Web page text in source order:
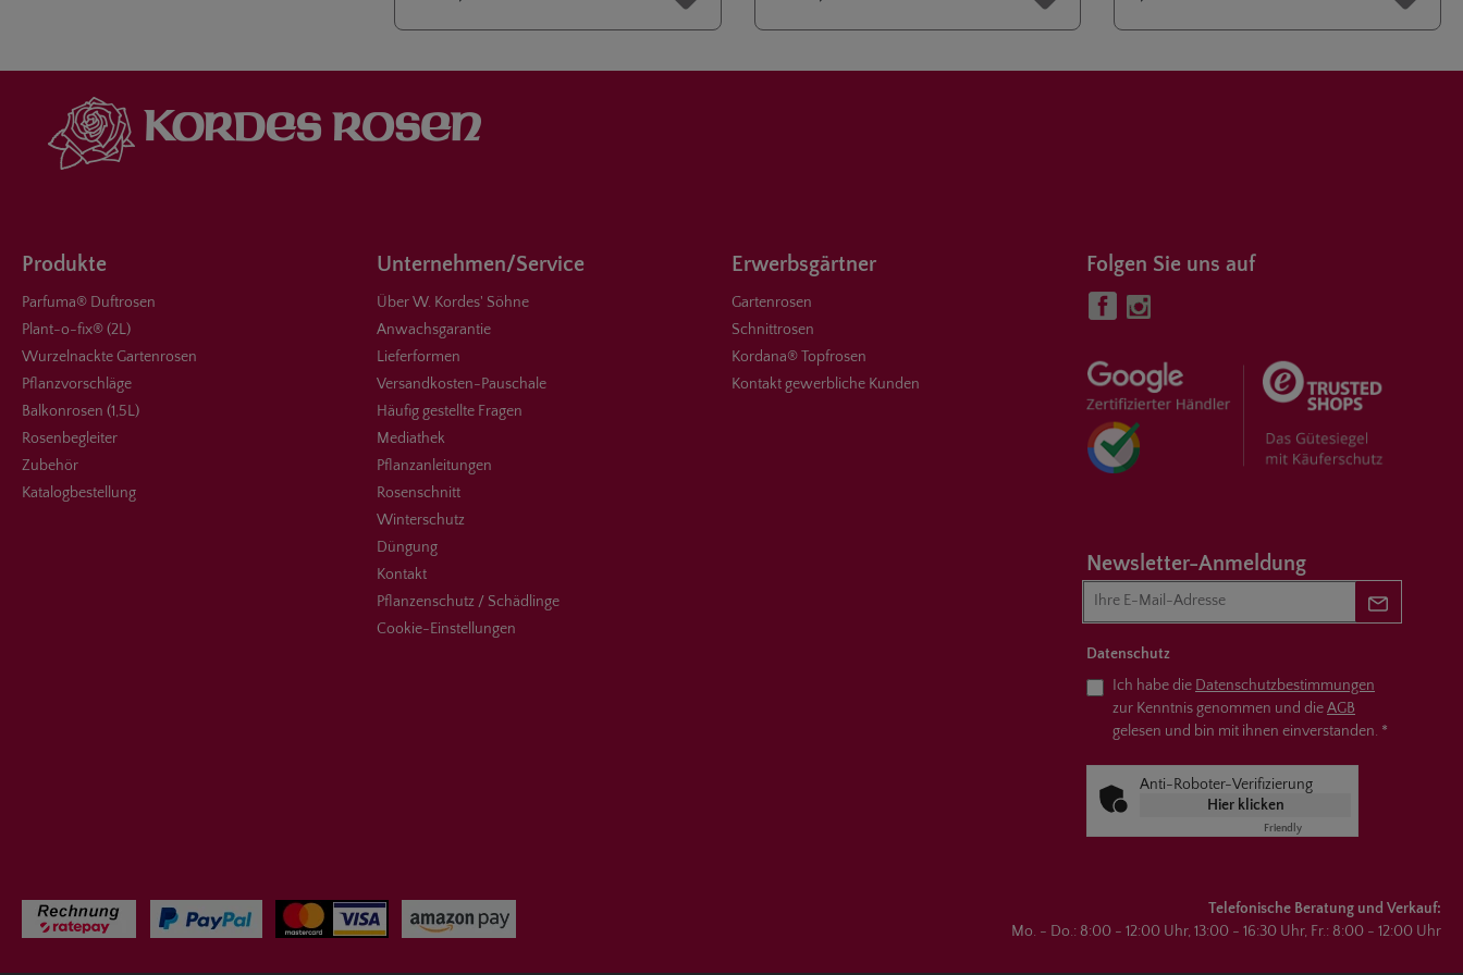
Produkte
Parfuma® Duftrosen
Plant-o-fix® (2L)
Wurzelnackte Gartenrosen
Pflanzvorschläge
Balkonrosen (1,5L)
Rosenbegleiter
Zubehör
Katalogbestellung
Unternehmen/Service
Über W. Kordes' Söhne
Anwachsgarantie
Lieferformen
Versandkosten-Pauschale
Häufig gestellte Fragen
Mediathek
Pflanzanleitungen
Rosenschnitt
Winterschutz
Düngung
Kontakt
Pflanzenschutz / Schädlinge
Cookie-Einstellungen
Erwerbsgärtner
Gartenrosen
Schnittrosen
Kordana® Topfrosen
Kontakt gewerbliche Kunden
Folgen Sie uns auf
Newsletter-Anmeldung
Newsletter
Datenschutz
Ich habe die Datenschutzbestimmungen
zur Kenntnis genommen und dieAGB
gelesen und bin mit ihnen einverstanden. *
Anti-Roboter-Verifizierung
Hier klicken
Friendly
Telefonische Beratung und Verkauf:
Mo. - Do.: 8:00 - 12:00 Uhr, 13:00 - 16:30 Uhr, Fr.: 8:00 - 12:00 Uhr